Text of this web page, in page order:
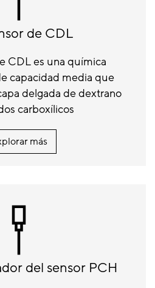
de CDL
CDL es una química
capacidad media que
delgada de dextrano
carboxílicos
más
del sensor PCH